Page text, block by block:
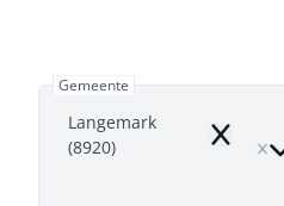
Gemeente
Langemark
(8920)
Remove